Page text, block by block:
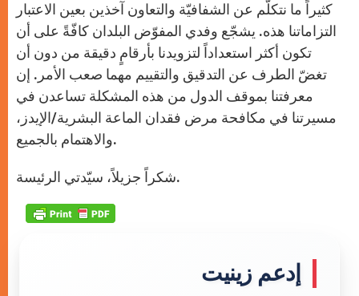
كثيراً ما نتكلّم عن الشفافيّة والتعاون آخذين بعين الاعتبار
التزاماتنا هذه. يشجّع وفدي المفوّض البلدان كافّةً على أن
تكون أكثر استعداداً لتزويدنا بأرقامٍ دقيقة من دون أن
تغضّ الطرف عن التدقيق والتقييم مهما صعب الأمر. إن
معرفتنا بموقف الدول من هذه المشكلة تساعدن في
مسيرتنا في مكافحة مرض فقدان الماعة البشرية/الإيدز،
والاهتمام بالجميع.
شكراً جزيلاً، سيّدتي الرئيسة.
إدعم زينيت